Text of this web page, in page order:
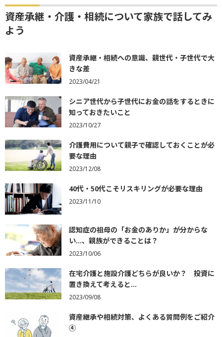
資産承継・介護・相続について家族で話してみ
よう
資産承継・相続への意識、親世代・子世代で大
きな差
2023/04/21
シニア世代から子世代にお金の話をするときに
知っておきたいこと
2023/10/27
介護費用について親子で確認しておくことが必
要な理由
2023/12/08
40代・50代こそリスキリングが必要な理由
2023/11/10
認知症の祖母の「お金のありか」が分からな
い…、親族ができることは？
2023/10/06
在宅介護と施設介護どちらが良いか？ 投資に
置き換えて考えると…
2023/09/08
資産継承や相続対策、よくある質問例をご紹介
④